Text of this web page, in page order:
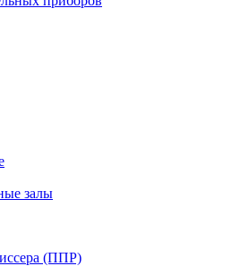
залы
(ППР)